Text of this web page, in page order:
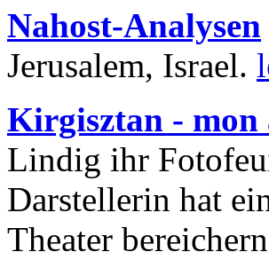
Nahost-Analysen
Jerusalem, Israel.
Kirgisztan - mon
Lindig ihr
Darstellerin hat
Theater